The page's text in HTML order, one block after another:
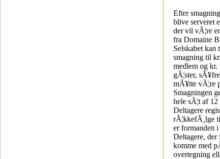
Efter
blive serveret
der vil vÃ¦re
fra Domaine
Selskabet kan
smagning til
medlem og
gÃ¦ster,
mÃ¥tte vÃ¦re
Smagningen
hele sÃ¦t af
Deltagere
rÃ¦kkefÃ¸lge
er formanden i
Deltagere, der
komme med
overtegning